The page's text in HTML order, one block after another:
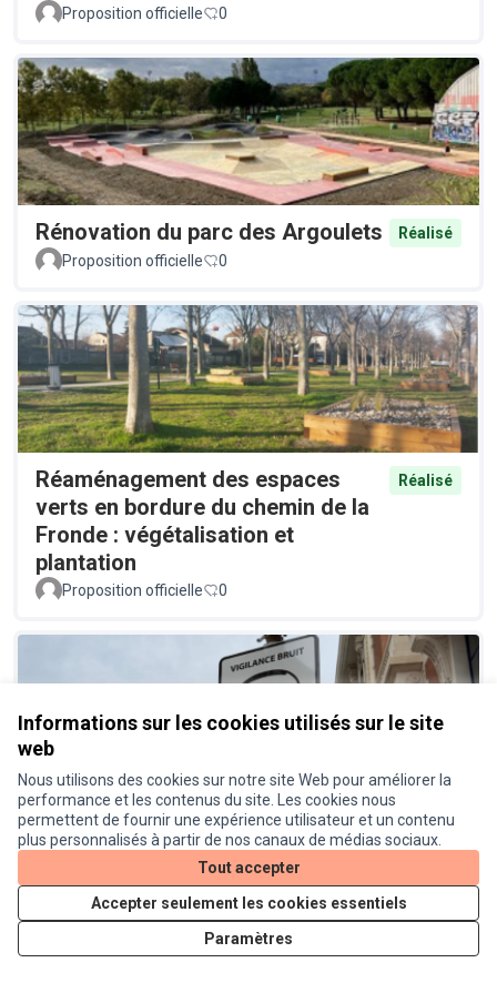
Informations sur les cookies utilisés sur le site
web
Nous utilisons des cookies sur notre site Web pour améliorer la
performance et les contenus du site. Les cookies nous
permettent de fournir une expérience utilisateur et un contenu
plus personnalisés à partir de nos canaux de médias sociaux.
Tout accepter
Accepter seulement les cookies essentiels
Paramètres
Proposition officielle 0
Rénovation du parc des Argoulets
Réalisé
Proposition officielle
0
Réaménagement des espaces
verts en bordure du chemin de la
Fronde : végétalisation et
plantation
Réalisé
Proposition officielle 0
Un radar pédagogique pour
connaitre le niveau sonore des
Proposition officielle 0